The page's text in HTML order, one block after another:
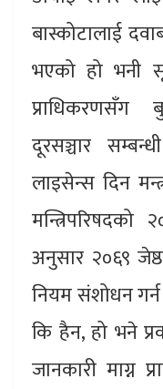
बास्कोटालाई
भएको हो भनी
प्राधिकरणसँग
दूरसञ्चार
लाइसेन्स दिन
अनुसार २०६९
नियम संशोधन गर्न
कि हैन, हो भने
जानकारी माग्न